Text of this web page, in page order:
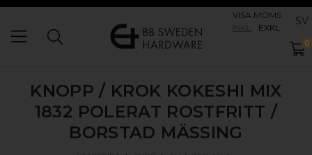
VISA MOMS
INKL
EXKL SV
0
KNOPP / KROK KOKESHI MIX
1832 POLERAT ROSTFRITT /
BORSTAD MÄSSING